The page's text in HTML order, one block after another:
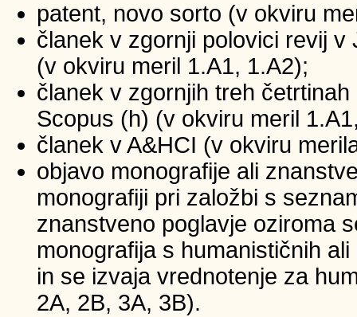
patent, novo sorto (v okviru
članek v zgornji polovici revij
(v okviru meril 1.A1, 1.A2);
članek v zgornjih treh
Scopus (h) (v okviru meril
članek v A&HCI (v okviru
objavo monografije ali
monografiji pri založbi s
znanstveno poglavje oziroma
monografija s humanističnih
in se izvaja vrednotenje za
2A, 2B, 3A, 3B).